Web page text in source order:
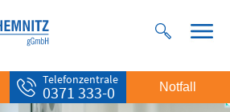
Telefonzentrale
0371 333-0 Notfall